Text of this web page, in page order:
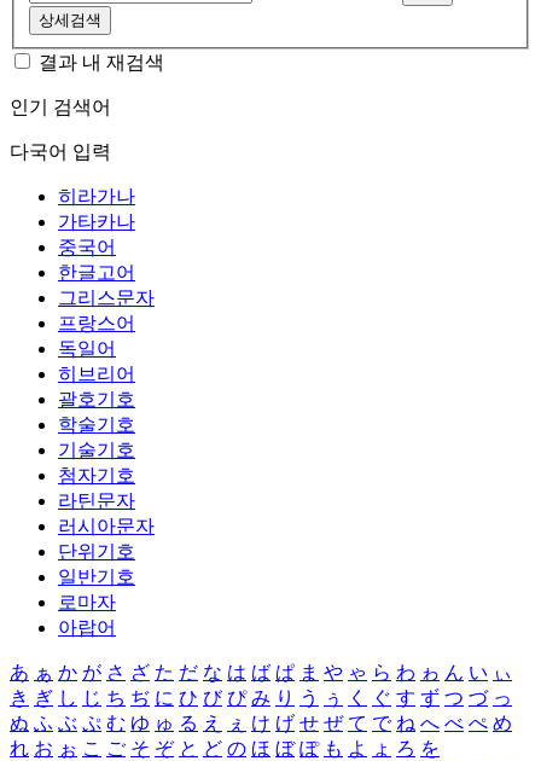
상세검색
결과 내 재검색
인기 검색어
다국어 입력
히라가나
가타카나
중국어
한글고어
그리스문자
프랑스어
독일어
히브리어
괄호기호
학술기호
기술기호
첨자기호
라틴문자
러시아문자
단위기호
일반기호
로마자
아랍어
あ ぁ か が さ ざ た だ な は ば ぱ ま や ゃ ら わ ゎ ん い ぃ
き ぎ し じ ち ぢ に ひ び ぴ み り う ぅ く ぐ す ず つ づ っ
ぬ ふ ぶ ぷ む ゆ ゅ る え ぇ け げ せ ぜ て で ね へ べ ぺ め
れ お ぉ こ ご そ ぞ と ど の ほ ぼ ぽ も よ ょ ろ を